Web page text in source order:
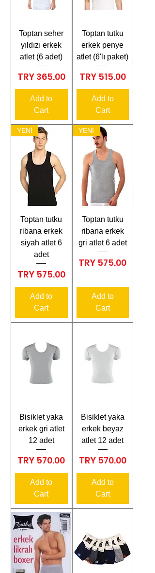
Toptan seher
yıldızı erkek
atlet (6 adet)
Price
TRY 365.00
Add to
Cart
Toptan tutku
erkek penye
atlet (6'lı paket)
Price
TRY 515.00
Add to
Cart
YENİ
Toptan tutku
ribana erkek
siyah atlet 6
adet
Price
TRY 575.00
Add to
Cart
YENİ
Toptan tutku
ribana erkek
gri atlet 6 adet
Price
TRY 575.00
Add to
Cart
Bisiklet yaka
erkek gri atlet
12 adet
Price
TRY 570.00
Add to
Cart
Bisiklet yaka
erkek beyaz
atlet 12 adet
Price
TRY 570.00
Add to
Cart